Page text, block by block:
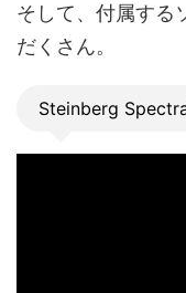
そして、付属する
だくさん。
Steinberg